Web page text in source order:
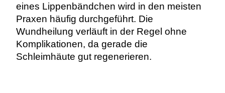
eines Lippenbändchen wird in den meisten
Praxen häufig durchgeführt. Die
Wundheilung verläuft in der Regel ohne
Komplikationen, da gerade die
Schleimhäute gut regenerieren.